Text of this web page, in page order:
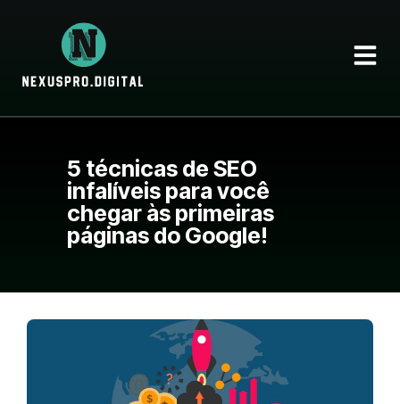
5 técnicas de SEO
infalíveis para você
chegar às primeiras
páginas do Google!